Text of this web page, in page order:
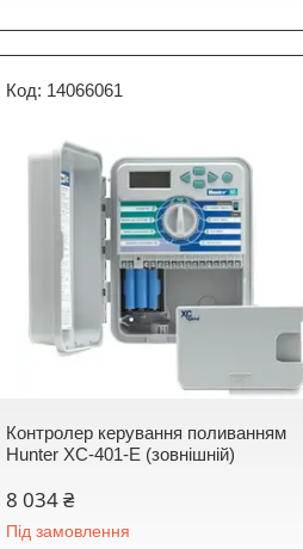
14066061
Контролер керування поливанням
Hunter XC-401-E (зовнішній)
8 034 ₴
Під замовлення